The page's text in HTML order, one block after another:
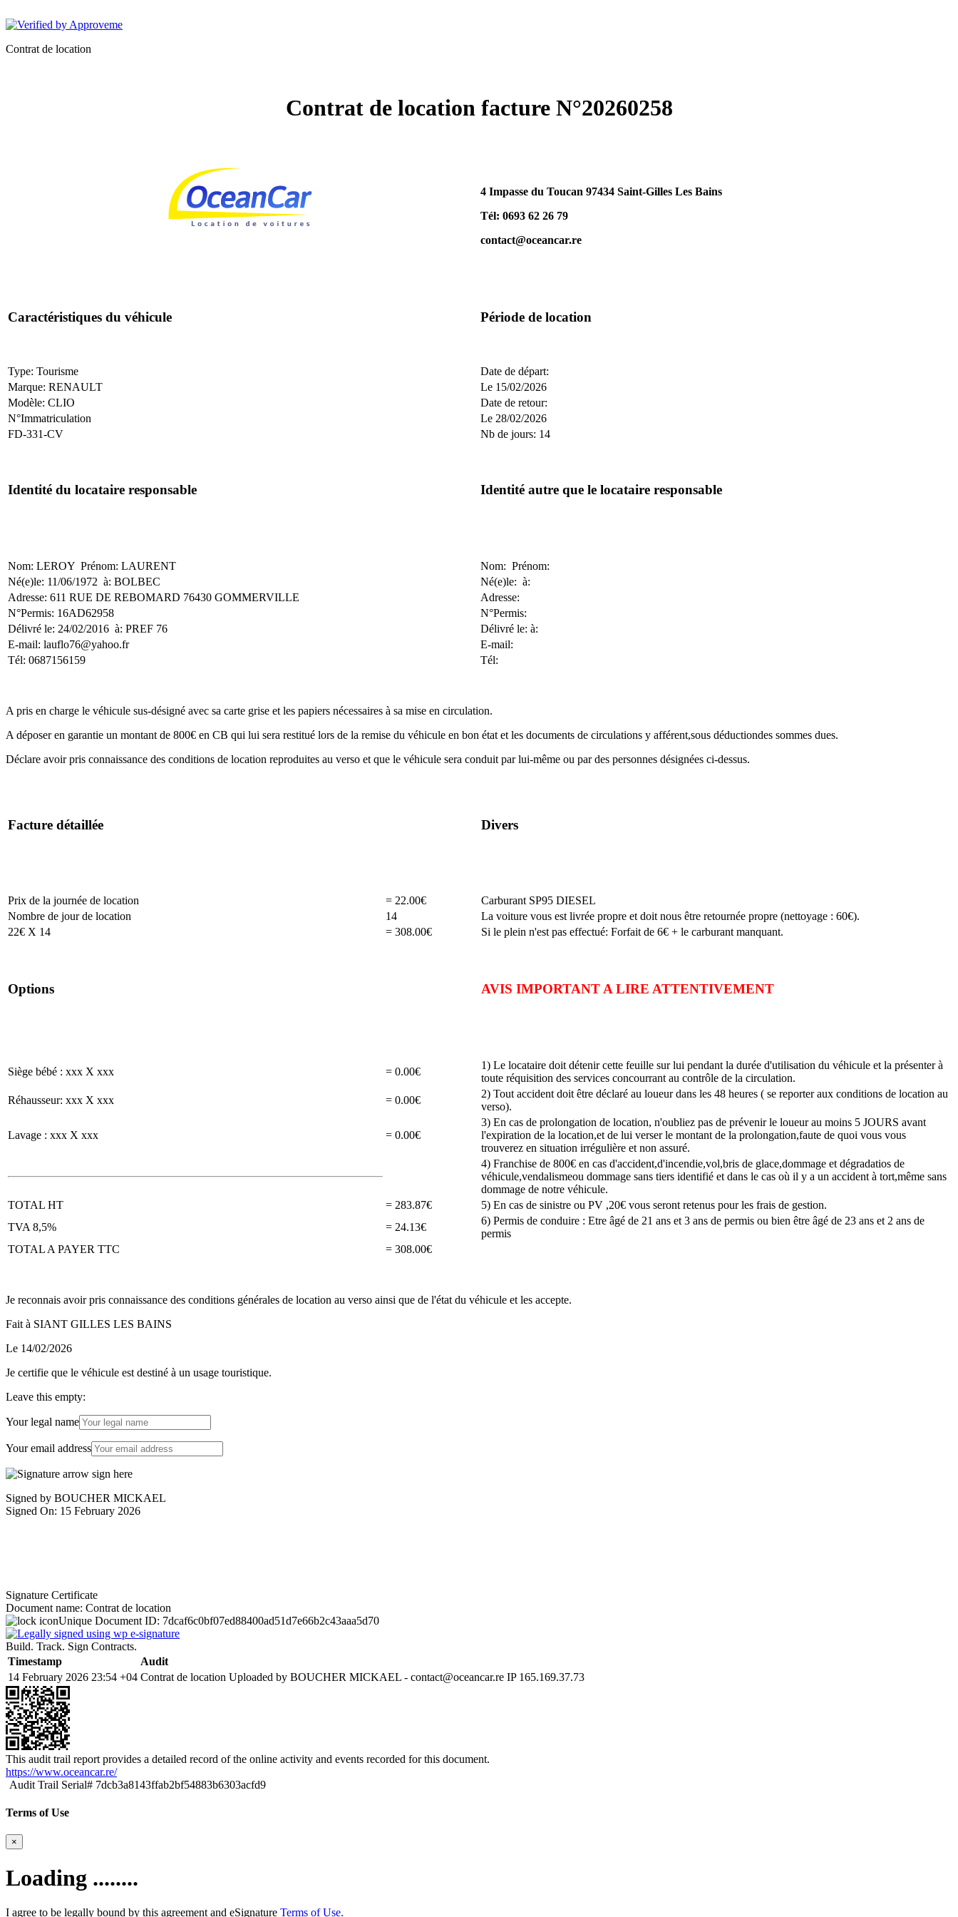
Contrat de location
Contrat de location facture N°20260258
4 Impasse du Toucan 97434 Saint-Gilles Les Bains
Tél: 0693 62 26 79
contact@oceancar.re
Caractéristiques du véhicule Période de location
Type: Tourisme
Date de départ:
Marque: RENAULT
Le 15/02/2026
Modèle: CLIO
Date de retour:
N°Immatriculation
Le 28/02/2026
FD-331-CV
Nb de jours: 14
Identité du locataire responsable Identité autre que le locataire responsable
Nom: LEROY Prénom: LAURENT
Nom: Prénom:
Né(e)le: 11/06/1972 à: BOLBEC
Né(e)le: à:
Adresse: 611 RUE DE REBOMARD 76430 GOMMERVILLE
Adresse:
N°Permis: 16AD62958
N°Permis:
Délivré le: 24/02/2016 à: PREF 76
Délivré le: à:
E-mail: lauflo76@yahoo.fr
E-mail:
Tél: 0687156159
Tél:
A pris en charge le véhicule sus-désigné avec sa carte grise et les papiers nécessaires à sa mise en circulation.
A déposer en garantie un montant de 800€ en CB qui lui sera restitué lors de la remise du véhicule en bon état et les documents de circulations y afférent,sous déductiondes sommes dues.
Déclare avoir pris connaissance des conditions de location reproduites au verso et que le véhicule sera conduit par lui-même ou par des personnes désignées ci-dessus.
Facture détaillée Divers
Prix de la journée de location = 22.00€
Carburant SP95 DIESEL
Nombre de jour de location
14
La voiture vous est livrée propre et doit nous être retournée propre (nettoyage : 60€).
22€ X 14
= 308.00€ Si le plein n'est pas effectué: Forfait de 6€ + le carburant manquant.
Options AVIS IMPORTANT A LIRE ATTENTIVEMENT
Siège bébé : xxx X xxx = 0.00€
1) Le locataire doit détenir cette feuille sur lui pendant la durée d'utilisation du véhicule et la présenter à
toute réquisition des services concourrant au contrôle de la circulation.
Réhausseur: xxx X xxx
= 0.00€
2) Tout accident doit être déclaré au loueur dans les 48 heures ( se reporter aux conditions de location au
verso).
Lavage : xxx X xxx = 0.00€
3) En cas de prolongation de location, n'oubliez pas de prévenir le loueur au moins 5 JOURS avant
l'expiration de la location,et de lui verser le montant de la prolongation,faute de quoi vous vous
trouverez en situation irrégulière et non assuré.
4) Franchise de 800€ en cas d'accident,d'incendie,vol,bris de glace,dommage et dégradatios de
véhicule,vendalismeou dommage sans tiers identifié et dans le cas où il y a un accident à tort,même sans
dommage de notre véhicule.
TOTAL HT
= 283.87€
5) En cas de sinistre ou PV ,20€ vous seront retenus pour les frais de gestion.
TVA 8,5%
= 24.13€
6) Permis de conduire : Etre âgé de 21 ans et 3 ans de permis ou bien être âgé de 23 ans et 2 ans de
permis
TOTAL A PAYER TTC
= 308.00€
Je reconnais avoir pris connaissance des conditions générales de location au verso ainsi que de l'état du véhicule et les accepte.
Fait à SIANT GILLES LES BAINS
Le 14/02/2026
Je certifie que le véhicule est destiné à un usage touristique.
Leave this empty:
Your legal name
Your email address
Signed by BOUCHER MICKAEL
Signed On: 15 February 2026
Signature Certificate
Document name: Contrat de location
Unique Document ID: 7dcaf6c0bf07ed88400ad51d7e66b2c43aaa5d70
Build. Track. Sign Contracts.
Timestamp
Audit
14 February 2026 23:54 +04 Contrat de location Uploaded by BOUCHER MICKAEL - contact@oceancar.re IP 165.169.37.73
This audit trail report provides a detailed record of the online activity and events recorded for this document.
https://www.oceancar.re/
Audit Trail Serial# 7dcb3a8143ffab2bf54883b6303acfd9
Terms of Use
×
Loading ........
I agree to be legally bound by this agreement and eSignature Terms of Use.